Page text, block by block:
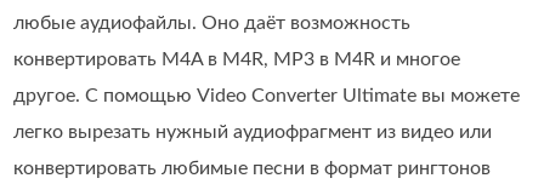
любые аудиофайлы. Оно даёт возможность
конвертировать M4A в M4R, MP3 в M4R и многое
другое. С помощью Video Converter Ultimate вы можете
легко вырезать нужный аудиофрагмент из видео или
конвертировать любимые песни в формат рингтонов